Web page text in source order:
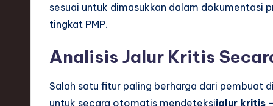
sesuai untuk dimasukkan dalam dokumentasi
tingkat PMP.
Analisis Jalur Kritis
Salah satu fitur paling berharga dari pembuat
untuk secara otomatis mendeteksijalur kritis